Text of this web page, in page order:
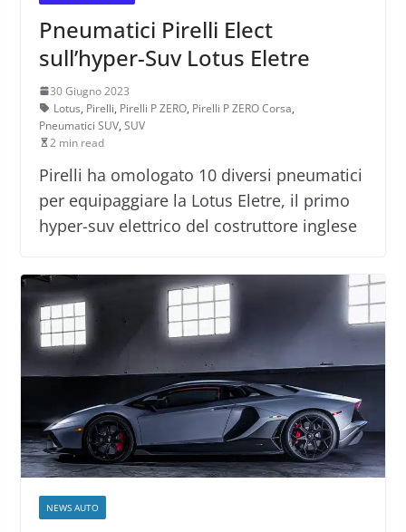
Pneumatici Pirelli Elect
sull’hyper-Suv Lotus Eletre
30 Giugno 2023
Lotus, Pirelli, Pirelli P ZERO, Pirelli P ZERO Corsa,
Pneumatici SUV, SUV
2 min read
Pirelli ha omologato 10 diversi pneumatici
per equipaggiare la Lotus Eletre, il primo
hyper-suv elettrico del costruttore inglese
NEWS AUTO